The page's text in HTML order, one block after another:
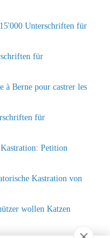
Unterschriften für
für
à Berne pour castrer les
für
Petition
Kastration von
wollen Katzen